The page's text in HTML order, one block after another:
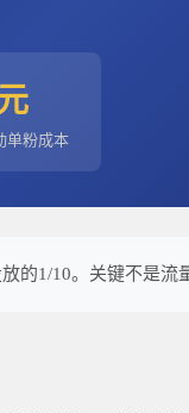
单粉成本
的1/10。关键不是流